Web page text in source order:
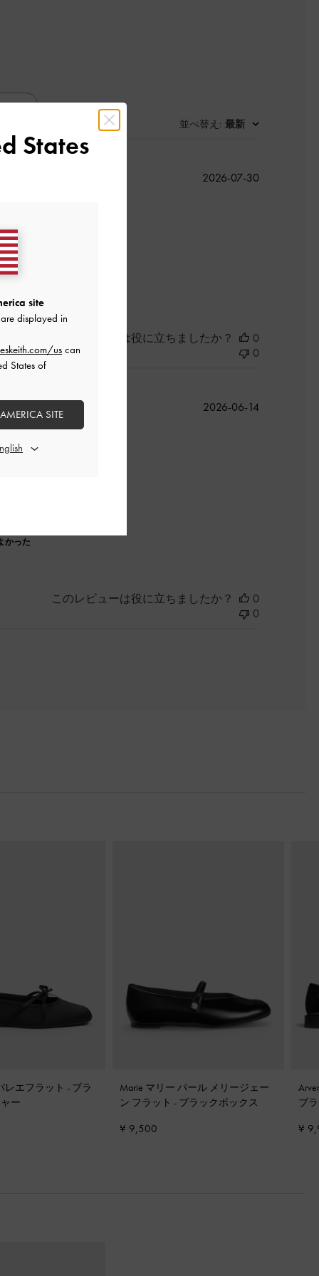
並べ替え : 最新
公
2026-07-30
このレビューは役に立ちましたか？
0
0
かった
公
2026-06-14
このレビューは役に立ちましたか？
0
0
レエフラット - ブラ
ー
Marie マリー パール メリージェー
ン フラット - ブラックボックス
¥ 9,500
ブ
¥
States
site
displayed in
uscan
States of
SITE